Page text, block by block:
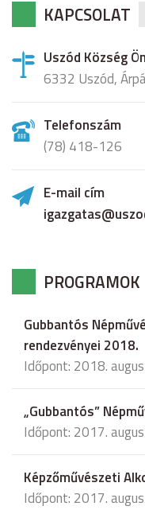
KAPCSOLAT
Uszód Község
6332 Uszód,
Telefonszám
(78) 418-126
E-mail cím
PROGRAMOK
Gubbantós
rendezvényei 2018.
Időpont: 2018.
„Gubbantós”
Időpont: 2017.
Képzőművészeti
Időpont: 2017.